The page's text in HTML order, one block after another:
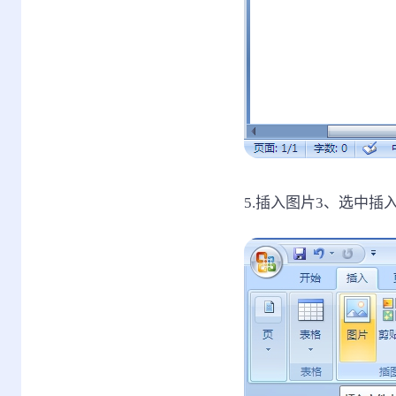
5.插入图片3、选中插